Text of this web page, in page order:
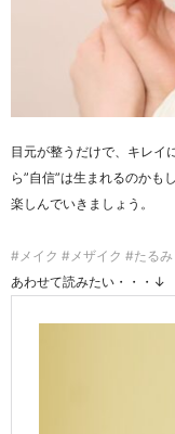
目元が整うだけで、キレイ
ら”自信”は生まれるのかも
楽しんでいきましょう。
#メイク #メザイク #たるみ
あわせて読みたい・・・↓